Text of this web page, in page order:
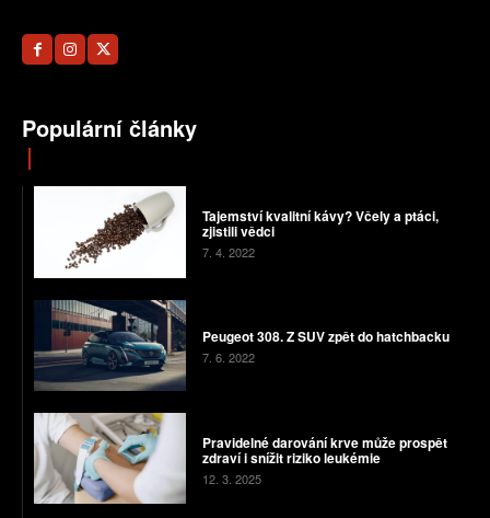
Populární články
Tajemství kvalitní kávy? Včely a ptáci,
zjistili vědci
7. 4. 2022
Peugeot 308. Z SUV zpět do hatchbacku
7. 6. 2022
Pravidelné darování krve může prospět
zdraví i snížit riziko leukémie
12. 3. 2025